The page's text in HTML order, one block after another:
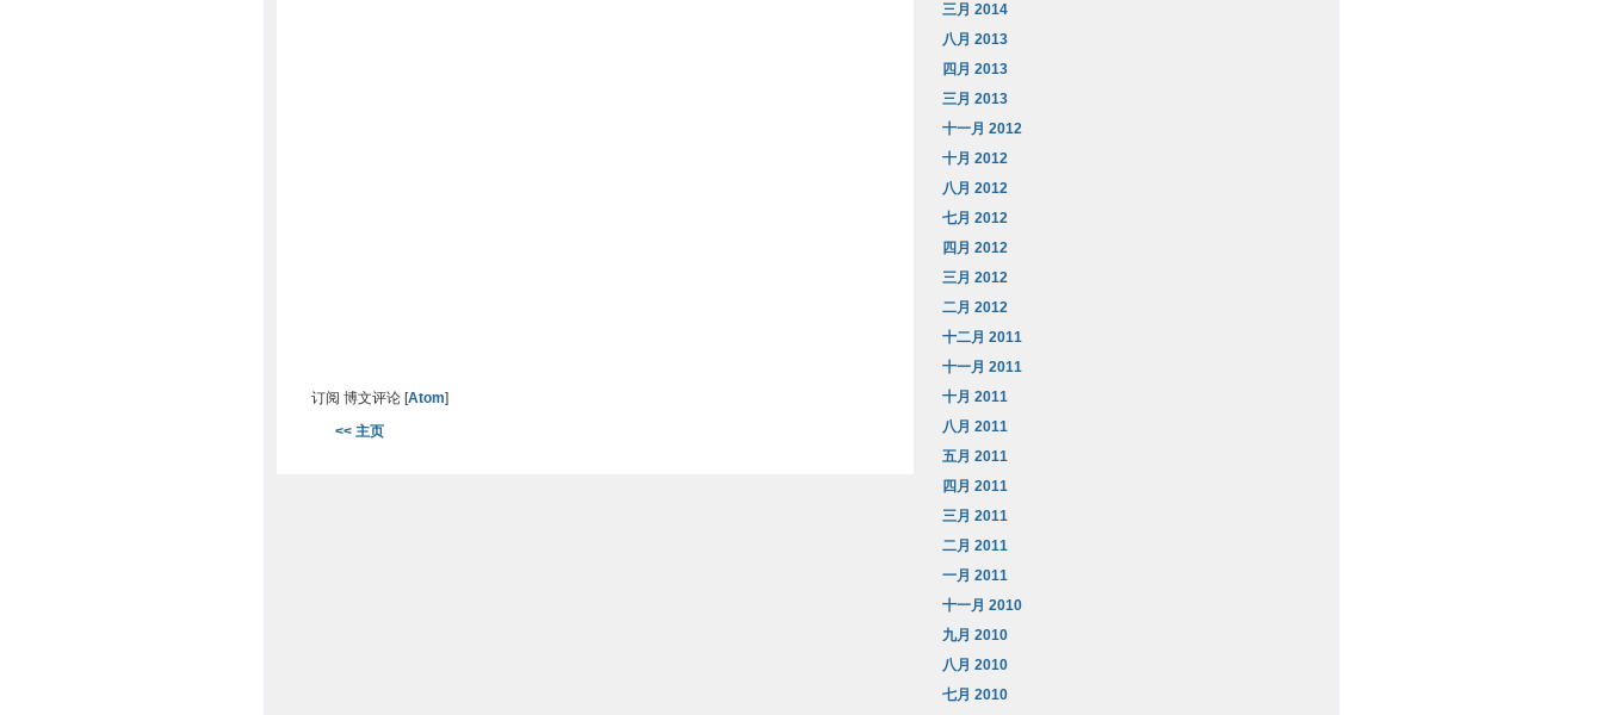
订阅 博文评论 [Atom]
<< 主页
三月 2014
八月 2013
四月 2013
三月 2013
十一月 2012
十月 2012
八月 2012
七月 2012
四月 2012
三月 2012
二月 2012
十二月 2011
十一月 2011
十月 2011
八月 2011
五月 2011
四月 2011
三月 2011
二月 2011
一月 2011
十一月 2010
九月 2010
八月 2010
七月 2010